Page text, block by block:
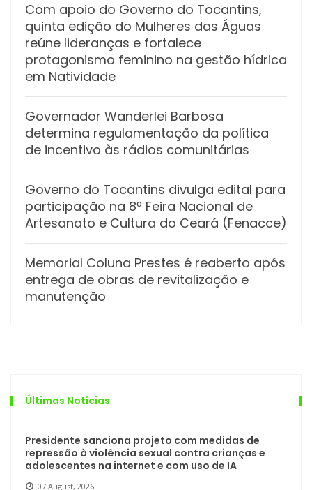
Com apoio do Governo do Tocantins,
quinta edição do Mulheres das Águas
reúne lideranças e fortalece
protagonismo feminino na gestão hídrica
em Natividade
Governador Wanderlei Barbosa
determina regulamentação da política
de incentivo às rádios comunitárias
Governo do Tocantins divulga edital para
participação na 8ª Feira Nacional de
Artesanato e Cultura do Ceará (Fenacce)
Memorial Coluna Prestes é reaberto após
entrega de obras de revitalização e
manutenção
Últimas Notícias
Presidente sanciona projeto com medidas de
repressão à violência sexual contra crianças e
adolescentes na internet e com uso de IA
07 August, 2026